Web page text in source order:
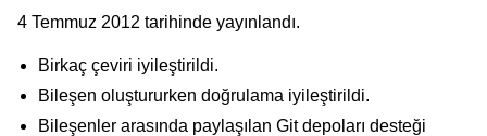
4 Temmuz 2012 tarihinde yayınlandı.
Birkaç çeviri iyileştirildi.
Bileşen oluştururken doğrulama iyileştirildi.
Bileşenler arasında paylaşılan Git depoları desteği